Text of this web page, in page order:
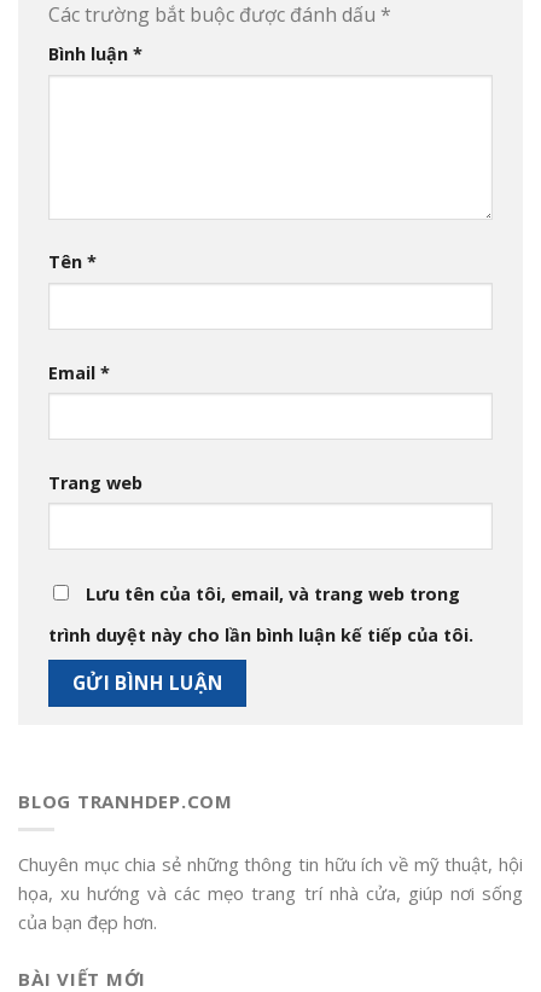
Các trường bắt buộc được đánh dấu *
Bình luận *
Tên *
Email *
Trang web
Lưu tên của tôi, email, và trang web trong
trình duyệt này cho lần bình luận kế tiếp của tôi.
BLOG TRANHDEP.COM
Chuyên mục chia sẻ những thông tin hữu ích về mỹ thuật, hội
họa, xu hướng và các mẹo trang trí nhà cửa, giúp nơi sống
của bạn đẹp hơn.
BÀI VIẾT MỚI